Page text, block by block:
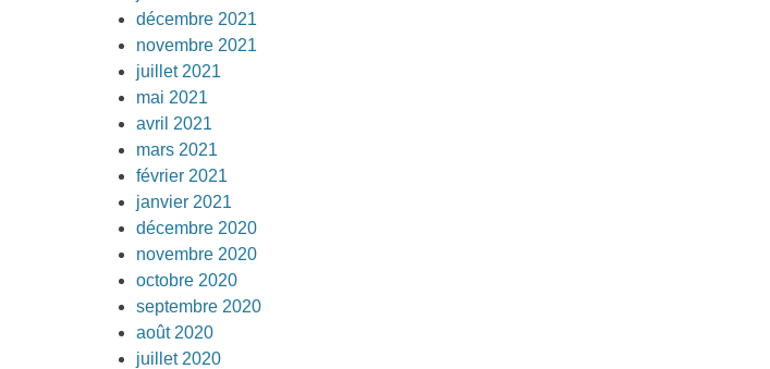
décembre 2021
novembre 2021
juillet 2021
mai 2021
avril 2021
mars 2021
février 2021
janvier 2021
décembre 2020
novembre 2020
octobre 2020
septembre 2020
août 2020
juillet 2020